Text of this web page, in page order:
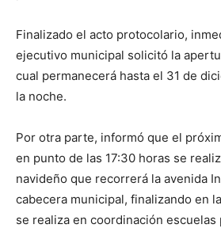
Finalizado el acto protocolario,
ejecutivo municipal solicitó la
cual permanecerá hasta el 31 de
la noche.
Por otra parte, informó que el
en punto de las 17:30 horas se
navideño que recorrerá la avenida
cabecera municipal, finalizando en
se realiza en coordinación escuelas